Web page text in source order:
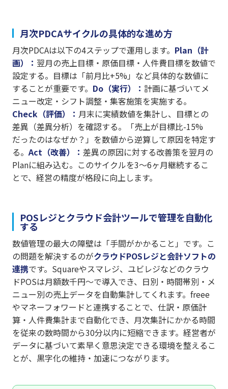
月次PDCAサイクルの具体的な進め方
月次PDCAは以下の4ステップで運用します。 Plan（計
画）： 翌月の売上目標・原価目標・人件費目標を数値で
設定する。目標は「前月比+5%」など具体的な数値に
することが重要です。 Do（実行）： 計画に基づいてメ
ニュー改定・シフト調整・集客施策を実施する。
Check（評価）： 月末に実績数値を集計し、目標との
差異（差異分析）を確認する。「売上が目標比-15%
だったのはなぜか？」を数値から逆算して原因を特定す
る。 Act（改善）： 差異の原因に対する改善策を翌月の
Planに組み込む。このサイクルを3〜6ヶ月継続するこ
とで、経営の精度が格段に向上します。
POSレジとクラウド会計ツールで管理を自動化
する
数値管理の最大の障壁は「手間がかかること」です。こ
の問題を解決するのがクラウドPOSレジと会計ソフトの
連携です。Squareやスマレジ、ユビレジなどのクラウ
ドPOSは月額数千円〜で導入でき、日別・時間帯別・メ
ニュー別の売上データを自動集計してくれます。freee
やマネーフォワードと連携することで、仕訳・原価計
算・人件費集計まで自動化でき、月次集計にかかる時間
を従来の数時間から30分以内に短縮できます。経営者が
データに基づいて素早く意思決定できる環境を整えるこ
とが、黒字化の維持・加速につながります。